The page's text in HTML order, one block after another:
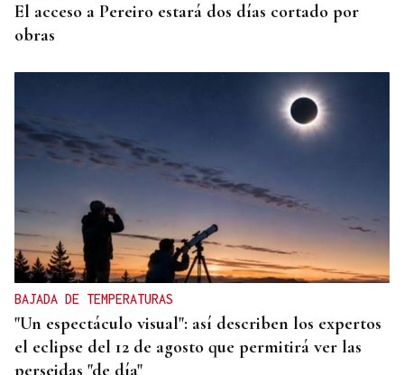
El acceso a Pereiro estará dos días cortado por
obras
BAJADA DE TEMPERATURAS
"Un espectáculo visual": así describen los expertos
el eclipse del 12 de agosto que permitirá ver las
perseidas "de día"